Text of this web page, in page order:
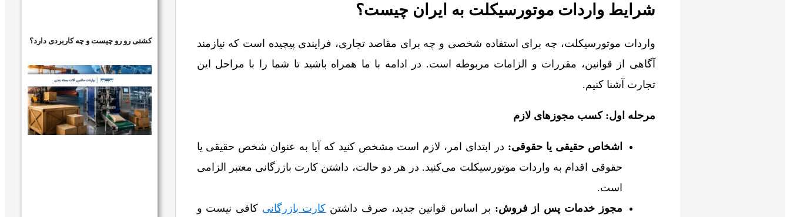
شرایط واردات موتورسیکلت به ایران چیست؟
واردات موتورسیکلت، چه برای استفاده شخصی و چه برای مقاصد تجاری، فرایندی پیچیده است که نیازمند
آگاهی از قوانین، مقررات و الزامات مربوطه است. در ادامه با ما همراه باشید تا شما را با مراحل این
تجارت آشنا کنیم.
مرحله اول: کسب مجوزهای لازم
اشخاص حقیقی یا حقوقی: در ابتدای امر، لازم است مشخص کنید که آیا به عنوان شخص حقیقی یا
حقوقی اقدام به واردات موتورسیکلت می‌کنید. در هر دو حالت، داشتن کارت بازرگانی معتبر الزامی
است.
مجوز خدمات پس از فروش: بر اساس قوانین جدید، صرف داشتن کارت بازرگانی کافی نیست و
کشتی رو رو چیست و چه کاربردی دارد؟